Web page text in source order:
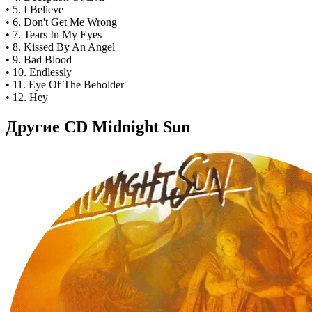
• 5. I Believe
• 6. Don't Get Me Wrong
• 7. Tears In My Eyes
• 8. Kissed By An Angel
• 9. Bad Blood
• 10. Endlessly
• 11. Eye Of The Beholder
• 12. Hey
Другие CD Midnight Sun